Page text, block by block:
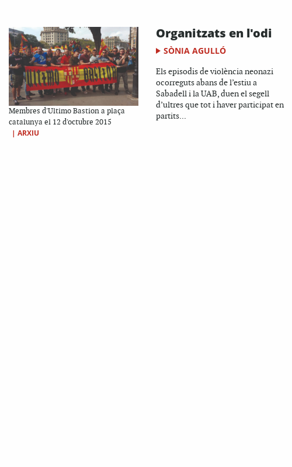
Membres d'Ultimo Bastion a plaça
catalunya el 12 d'octubre 2015
| ARXIU
Organitzats en l'odi
SÒNIA AGULLÓ
Els episodis de violència neonazi
ocorreguts abans de l’estiu a
Sabadell i la UAB, duen el segell
d’ultres que tot i haver participat en
partits...